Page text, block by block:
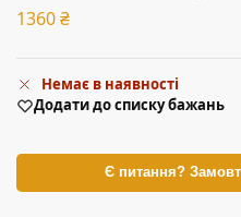
1360₴
Немає в наявності
Додати до списку бажань
Є питання?